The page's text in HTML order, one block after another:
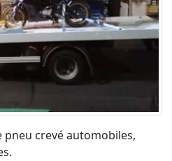
pneu crevé automobiles,